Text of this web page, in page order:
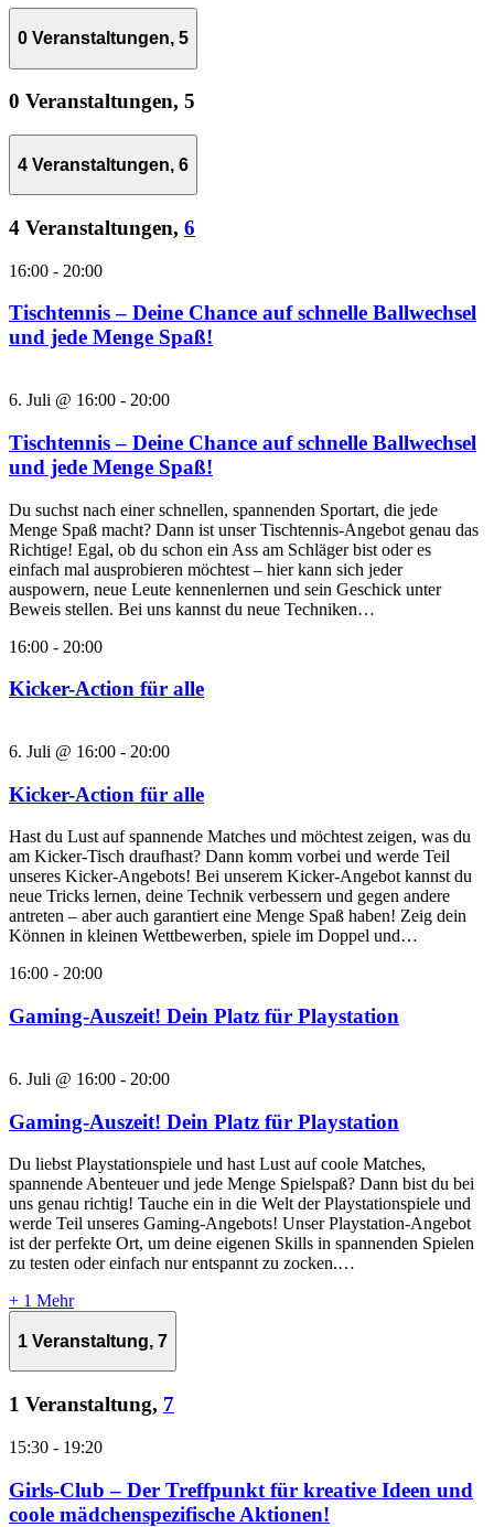
0 Veranstaltungen, 5
0 Veranstaltungen, 5
4 Veranstaltungen, 6
4 Veranstaltungen, 6
16:00 - 20:00
Tischtennis – Deine Chance auf schnelle Ballwechsel
und jede Menge Spaß!
6. Juli @ 16:00 - 20:00
Tischtennis – Deine Chance auf schnelle Ballwechsel
und jede Menge Spaß!
Du suchst nach einer schnellen, spannenden Sportart, die jede
Menge Spaß macht? Dann ist unser Tischtennis-Angebot genau das
Richtige! Egal, ob du schon ein Ass am Schläger bist oder es
einfach mal ausprobieren möchtest – hier kann sich jeder
auspowern, neue Leute kennenlernen und sein Geschick unter
Beweis stellen. Bei uns kannst du neue Techniken…
16:00 - 20:00
Kicker-Action für alle
6. Juli @ 16:00 - 20:00
Kicker-Action für alle
Hast du Lust auf spannende Matches und möchtest zeigen, was du
am Kicker-Tisch draufhast? Dann komm vorbei und werde Teil
unseres Kicker-Angebots! Bei unserem Kicker-Angebot kannst du
neue Tricks lernen, deine Technik verbessern und gegen andere
antreten – aber auch garantiert eine Menge Spaß haben! Zeig dein
Können in kleinen Wettbewerben, spiele im Doppel und…
16:00 - 20:00
Gaming-Auszeit! Dein Platz für Playstation
6. Juli @ 16:00 - 20:00
Gaming-Auszeit! Dein Platz für Playstation
Du liebst Playstationspiele und hast Lust auf coole Matches,
spannende Abenteuer und jede Menge Spielspaß? Dann bist du bei
uns genau richtig! Tauche ein in die Welt der Playstationspiele und
werde Teil unseres Gaming-Angebots! Unser Playstation-Angebot
ist der perfekte Ort, um deine eigenen Skills in spannenden Spielen
zu testen oder einfach nur entspannt zu zocken.…
+ 1 Mehr
1 Veranstaltung, 7
1 Veranstaltung, 7
15:30 - 19:20
Girls-Club – Der Treffpunkt für kreative Ideen und
coole mädchenspezifische Aktionen!